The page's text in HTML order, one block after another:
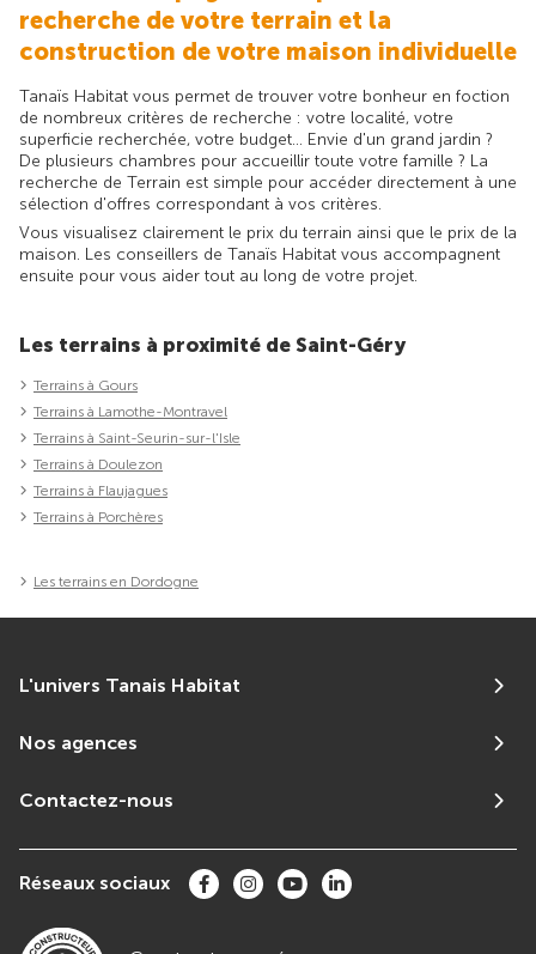
recherche de votre terrain et la
construction de votre maison individuelle
Tanaïs Habitat vous permet de trouver votre bonheur en foction
de nombreux critères de recherche : votre localité, votre
superficie recherchée, votre budget... Envie d'un grand jardin ?
De plusieurs chambres pour accueillir toute votre famille ? La
recherche de Terrain est simple pour accéder directement à une
sélection d'offres correspondant à vos critères.
Vous visualisez clairement le prix du terrain ainsi que le prix de la
maison. Les conseillers de Tanaïs Habitat vous accompagnent
ensuite pour vous aider tout au long de votre projet.
Les terrains à proximité de Saint-Géry
Terrains à Gours
Terrains à Lamothe-Montravel
Terrains à Saint-Seurin-sur-l'Isle
Terrains à Doulezon
Terrains à Flaujagues
Terrains à Porchères
Les terrains en Dordogne
L'univers Tanais Habitat
Nos agences
Contactez-nous
Réseaux sociaux